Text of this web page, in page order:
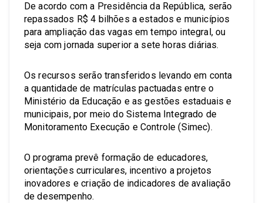
De acordo com a Presidência da República, serão
repassados R$ 4 bilhões a estados e municípios
para ampliação das vagas em tempo integral, ou
seja com jornada superior a sete horas diárias.
Os recursos serão transferidos levando em conta
a quantidade de matrículas pactuadas entre o
Ministério da Educação e as gestões estaduais e
municipais, por meio do Sistema Integrado de
Monitoramento Execução e Controle (Simec).
O programa prevê formação de educadores,
orientações curriculares, incentivo a projetos
inovadores e criação de indicadores de avaliação
de desempenho.